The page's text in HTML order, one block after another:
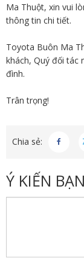
Ma Thuột, xin vui
thông tin chi tiết.
Toyota Buôn Ma
khách, Quý đối tác
đình.
Trân trọng!
Chia sẻ:
Ý KIẾN